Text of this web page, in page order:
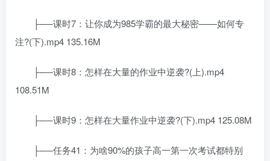
├──课时7：让你成为985学霸的最大秘密——如何专
注?(下).mp4 135.16M
├──课时8：怎样在大量的作业中逆袭?(上).mp4
108.51M
├──课时9：怎样在大量作业中逆袭?(下).mp4 125.08M
├──任务41：为啥90%的孩子高一第一次考试都特别